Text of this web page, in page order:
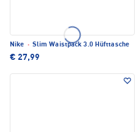
Nike · Slim Waistpack 3.0 Hüfttasche
€ 27,99